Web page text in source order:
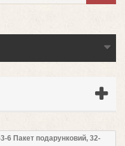
6 Пакет подарунковий, 32-